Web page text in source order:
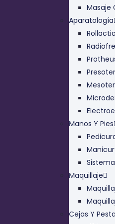
Masaje
Aparatología
Manos Y Pies
Maquillaje
Cejas Y